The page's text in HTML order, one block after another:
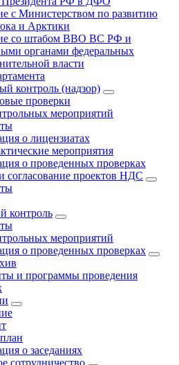
с Министерством по развитию
и Арктики
со штабом ВВО ВС РФ и
органами федеральных
власти
контроль (надзор)
проверки
мероприятий
о лицензиатах
мероприятия
о проведенных проверках
согласование проектов НДС
контроль
мероприятий
о проведенных проверках
и программы проведения
о заседаниях
сотрудничество